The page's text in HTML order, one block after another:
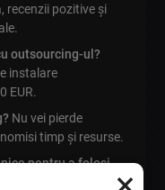
recenzii pozitive și
outsourcing-ul?
instalare
EUR.
Nu vei pierde
timp și resurse.
pentru a folosi